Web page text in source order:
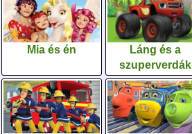
Mia és én
Láng és a
szuperverdák